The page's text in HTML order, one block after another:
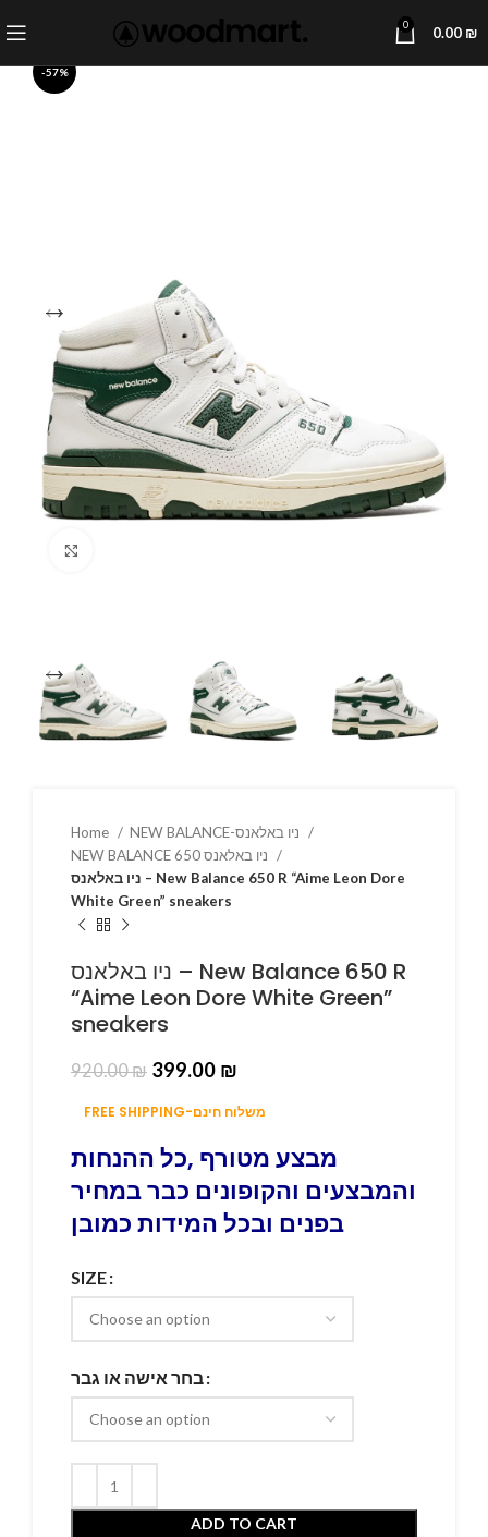
0 0.00 ₪
-57%
Home
ניו באלאנס – New Balance 650 R “Aime Leon Dore
White Green” sneakers
ניו באלאנס – New Balance 650 R
“Aime Leon Dore White Green”
sneakers
920.00₪ 399.00 ₪
FREE SHIPPING-משלוח חינם
מבצע מטורף ,כל ההנחות
והמבצעים והקופונים כבר במחיר
בפנים ובכל המידות כמובן
SIZE
בחר אישה או גבר
ADD TO CART